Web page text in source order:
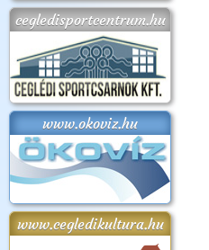
cegledisportcentrum.hu
www.okoviz.hu
www.cegledikultura.hu